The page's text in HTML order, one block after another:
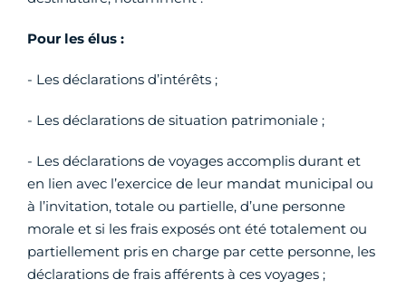
Pour les élus :
- Les déclarations d’intérêts ;
- Les déclarations de situation patrimoniale ;
- Les déclarations de voyages accomplis durant et
en lien avec l’exercice de leur mandat municipal ou
à l’invitation, totale ou partielle, d’une personne
morale et si les frais exposés ont été totalement ou
partiellement pris en charge par cette personne, les
déclarations de frais afférents à ces voyages ;